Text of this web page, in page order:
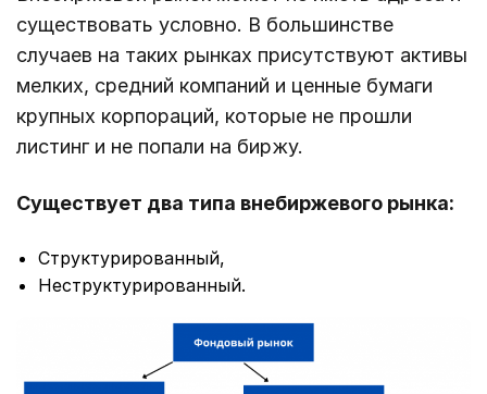
существовать условно. В большинстве
случаев на таких рынках присутствуют активы
мелких, средний компаний и ценные бумаги
крупных корпораций, которые не прошли
листинг и не попали на биржу.
Существует два типа внебиржевого рынка:
Структурированный,
Неструктурированный.